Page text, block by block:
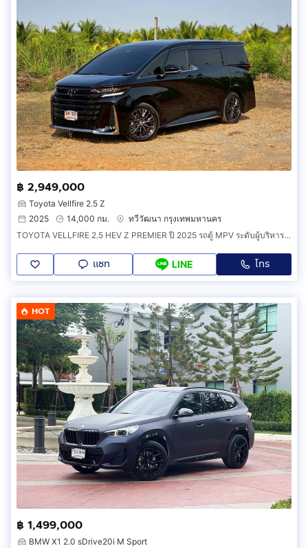
฿ 2,949,000
Toyota Vellfire 2.5 Z
2025
14,000 กม.
ทวีวัฒนา กรุงเทพมหานคร
TOYOTA VELLFIRE 2.5 HEV Z PREMIER ปี 2025 รถตู้ MPV ระดับผู้บริหาร สุดหรู ตัวท็อป ประหยัด
แชท LINE โทร
HOT
฿ 1,499,000
BMW X1 2.0 sDrive20i M Sport